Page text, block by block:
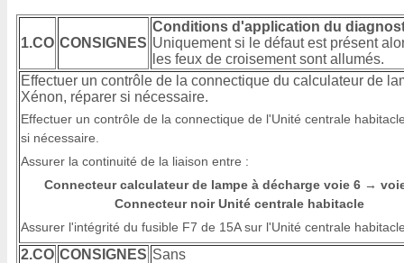
1.CO CONSIGNES
Conditions d'application du
Uniquement si le défaut est présent
les feux de croisement sont allumés.
Effectuer un contrôle de la connectique du calculateur de
Xénon, réparer si nécessaire.
Effectuer un contrôle de la connectique de l'Unité centrale
si nécessaire.
Assurer la continuité de la liaison entre :
Connecteur calculateur de lampe à décharge voie 6 →
Connecteur noir Unité centrale habitacle
Assurer l'intégrité du fusible F7 de 15A sur l'Unité centrale
2.CO CONSIGNES Sans